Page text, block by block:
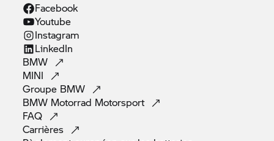
Facebook
Youtube
Instagram
LinkedIn
BMW
MINI
Groupe BMW
BMW Motorrad Motorsport
FAQ
Carrières